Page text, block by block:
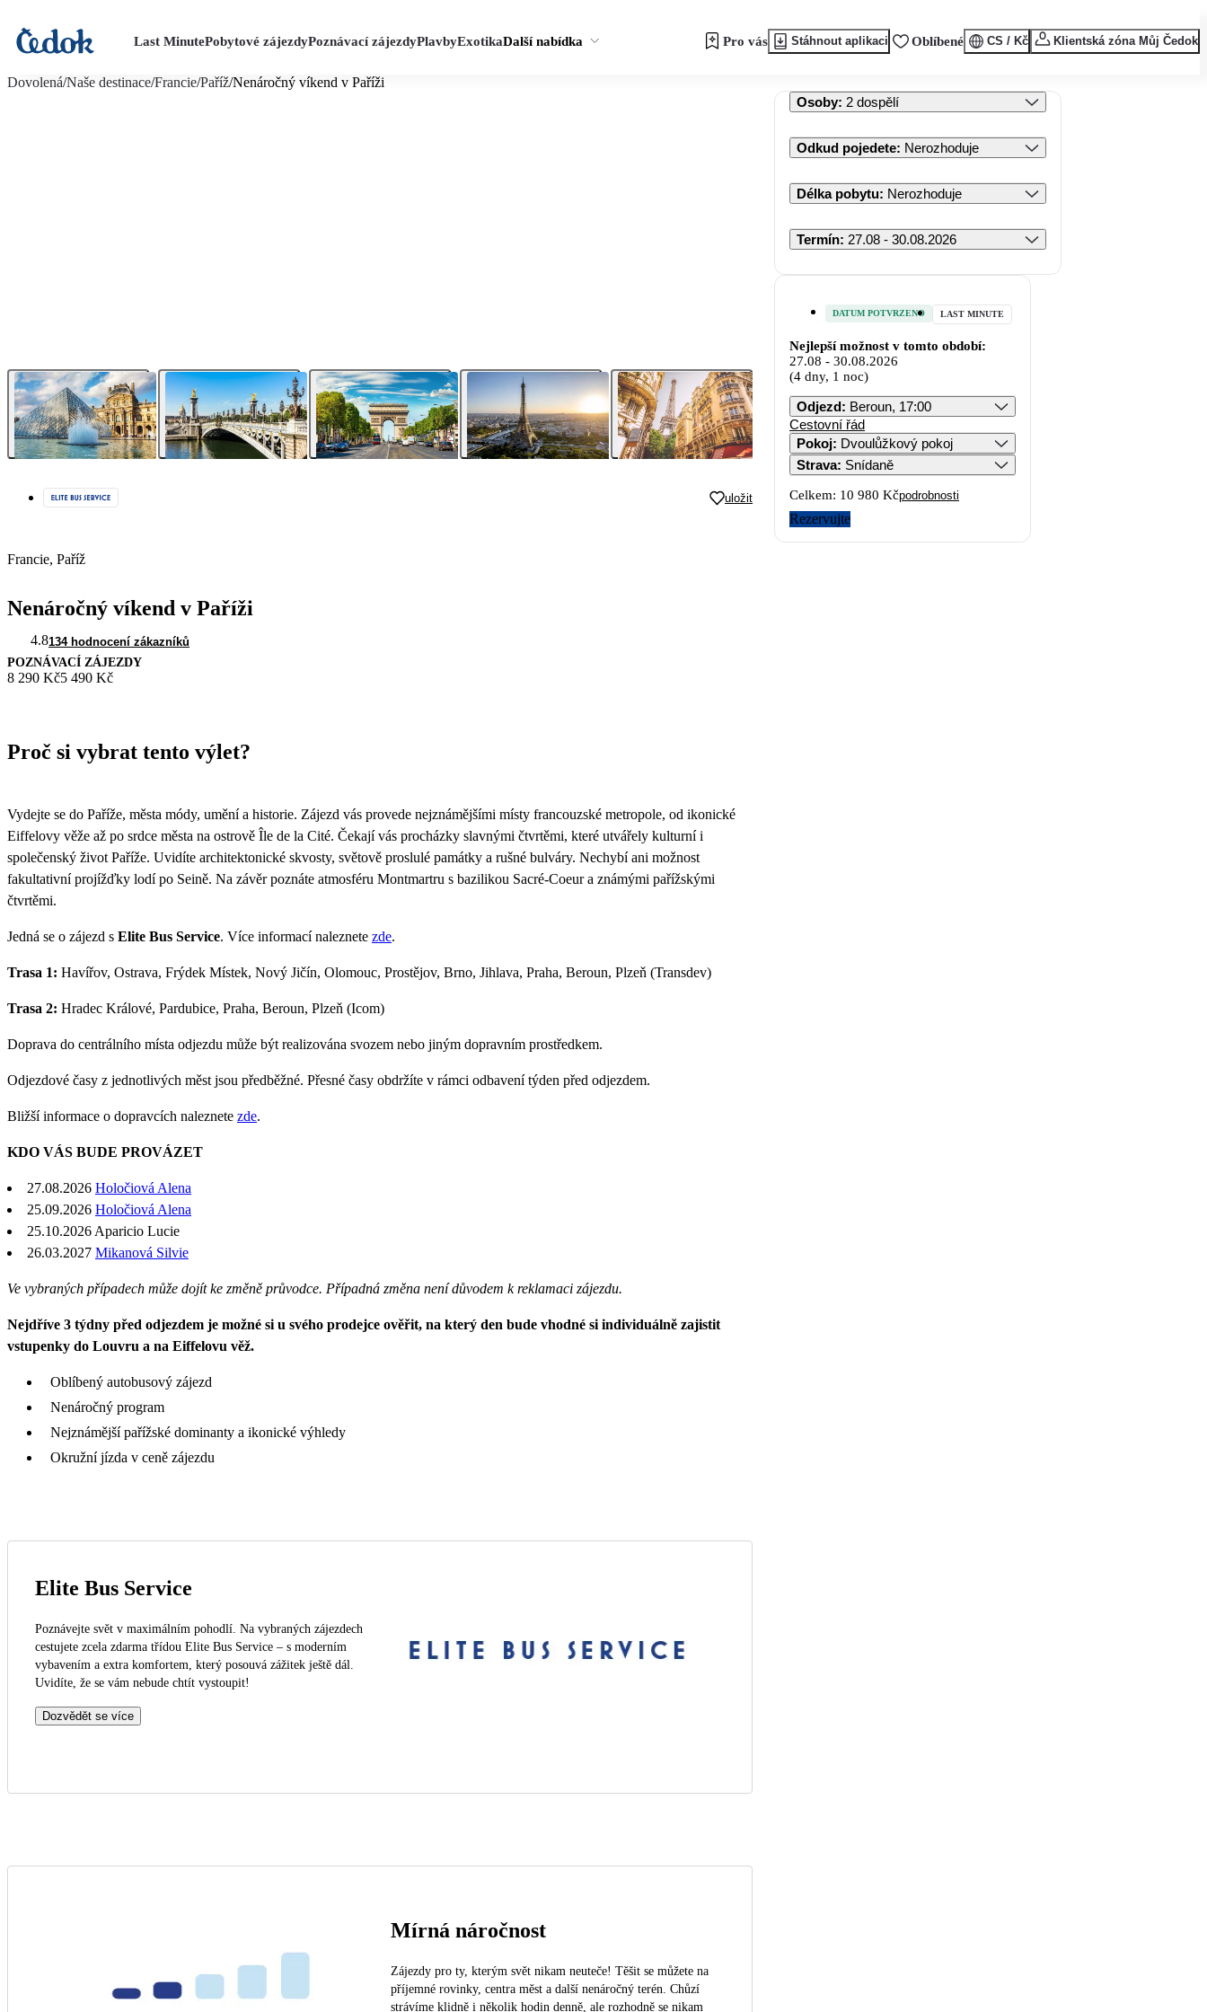
Last MinutePobytové zájezdyPoznávací zájezdyPlavbyExotikaDalší nabídka Pro vás Stáhnout aplikaci Oblíbené CS / Kč Klientská zóna Můj Čedok
Dovolená/Naše destinace/Francie/Paříž/Nenáročný víkend v Paříži
uložit
Francie, Paříž
Nenáročný víkend v Paříži
4.8134 hodnocení zákazníků
POZNÁVACÍ ZÁJEZDY
8 290 Kč5 490 Kč
Proč si vybrat tento výlet?
Vydejte se do Paříže, města módy, umění a historie. Zájezd vás provede nejznámějšími místy francouzské metropole, od ikonické
Eiffelovy věže až po srdce města na ostrově Île de la Cité. Čekají vás procházky slavnými čtvrtěmi, které utvářely kulturní i
společenský život Paříže. Uvidíte architektonické skvosty, světově proslulé památky a rušné bulváry. Nechybí ani možnost
fakultativní projížďky lodí po Seině. Na závěr poznáte atmosféru Montmartru s bazilikou Sacré-Coeur a známými pařížskými
čtvrtěmi.
Jedná se o zájezd s Elite Bus Service. Více informací naleznete zde.
Trasa 1: Havířov, Ostrava, Frýdek Místek, Nový Jičín, Olomouc, Prostějov, Brno, Jihlava, Praha, Beroun, Plzeň (Transdev)
Trasa 2: Hradec Králové, Pardubice, Praha, Beroun, Plzeň (Icom)
Doprava do centrálního místa odjezdu může být realizována svozem nebo jiným dopravním prostředkem.
Odjezdové časy z jednotlivých měst jsou předběžné. Přesné časy obdržíte v rámci odbavení týden před odjezdem.
Bližší informace o dopravcích naleznete zde.
KDO VÁS BUDE PROVÁZET
27.08.2026 Holočiová Alena
25.09.2026 Holočiová Alena
25.10.2026 Aparicio Lucie
26.03.2027 Mikanová Silvie
Ve vybraných případech může dojít ke změně průvodce. Případná změna není důvodem k reklamaci zájezdu.
Nejdříve 3 týdny před odjezdem je možné si u svého prodejce ověřit, na který den bude vhodné si individuálně zajistit
vstupenky do Louvru a na Eiffelovu věž.
Oblíbený autobusový zájezd
Nenáročný program
Nejznámější pařížské dominanty a ikonické výhledy
Okružní jízda v ceně zájezdu
Elite Bus Service
Poznávejte svět v maximálním pohodlí. Na vybraných zájezdech
cestujete zcela zdarma třídou Elite Bus Service – s moderním
vybavením a extra komfortem, který posouvá zážitek ještě dál.
Uvidíte, že se vám nebude chtít vystoupit!
Dozvědět se více
Mírná náročnost
Zájezdy pro ty, kterým svět nikam neuteče! Těšit se můžete na
příjemné rovinky, centra měst a další nenáročný terén. Chůzí
strávíme klidně i několik hodin denně, ale rozhodně se nikam
Osoby: 2 dospělí
Odkud pojedete: Nerozhoduje
Délka pobytu: Nerozhoduje
Termín: 27.08 - 30.08.2026
DATUM POTVRZENO LAST MINUTE
Nejlepší možnost v tomto období:
27.08 - 30.08.2026
(4 dny, 1 noc)
Odjezd: Beroun, 17:00
Cestovní řád
Pokoj: Dvoulůžkový pokoj
Strava: Snídaně
Celkem: 10 980 Kčpodrobnosti
Rezervujte